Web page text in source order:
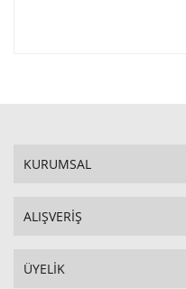
KURUMSAL
ALIŞVERİŞ
ÜYELİK